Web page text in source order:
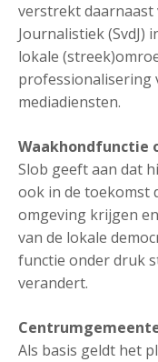
verstrekt daarnaast
Journalistiek (SvdJ)
lokale
professionalisering
mediadiensten.
Waakhondfunctie
Slob geeft aan dat
ook in de toekomst
omgeving krijgen
van de lokale
functie onder druk
verandert.
Als basis geldt het